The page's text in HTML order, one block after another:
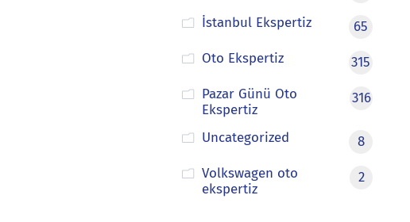
İstanbul Ekspertiz
65
Oto Ekspertiz
315
Pazar Günü Oto
Ekspertiz
316
Uncategorized
8
Volkswagen oto
ekspertiz
2